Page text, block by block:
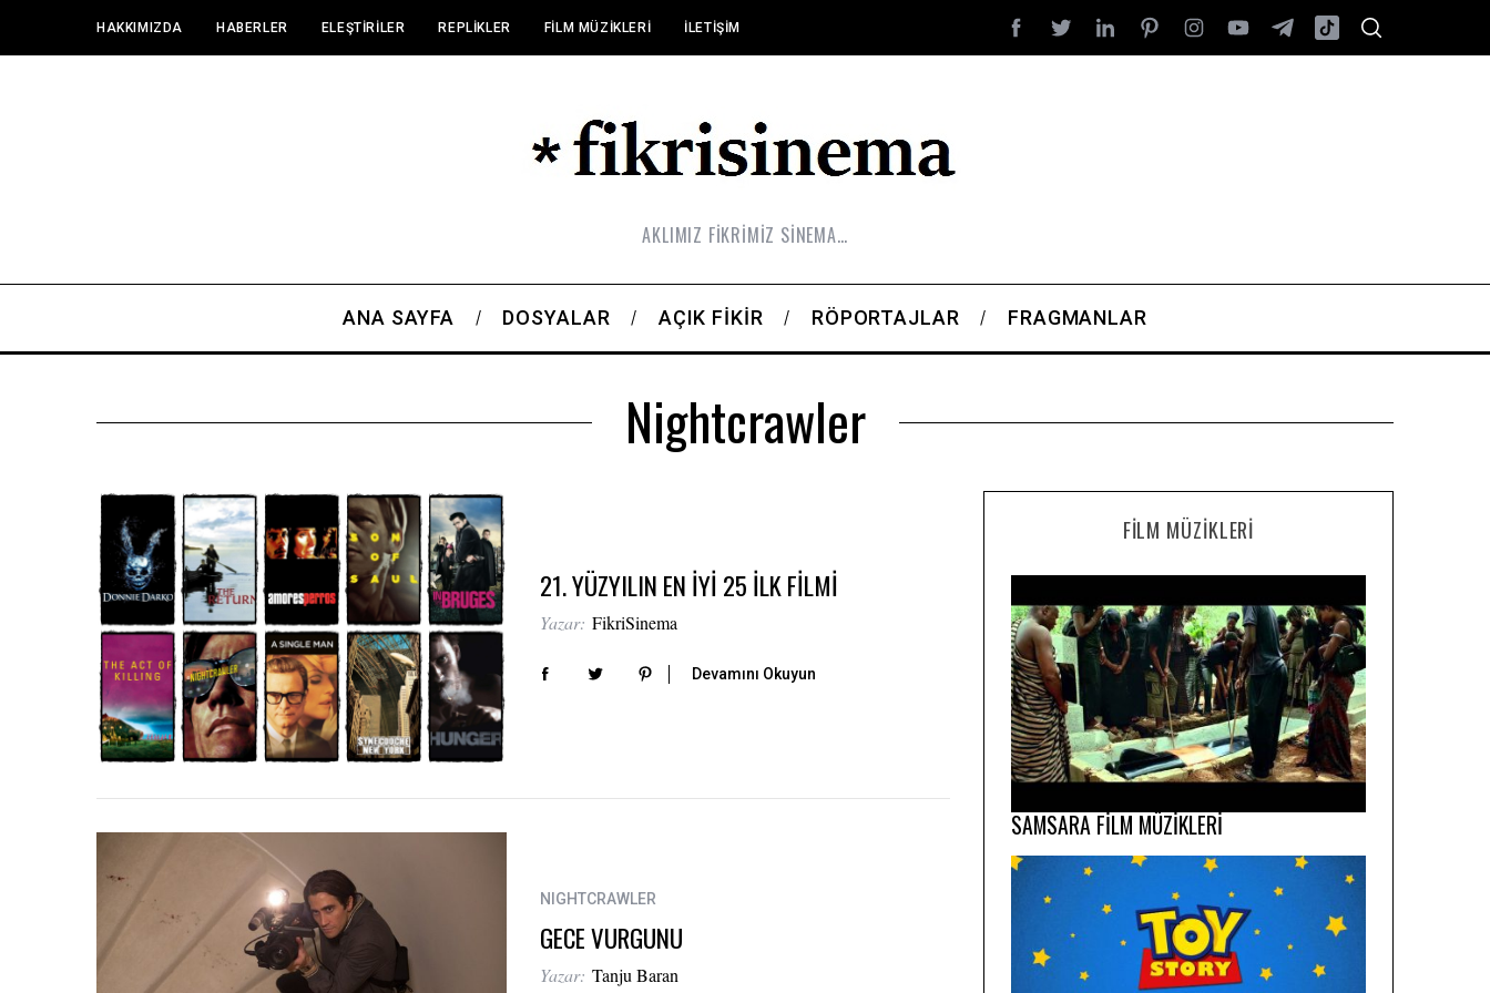
HAKKIMIZDA HABERLER ELEŞTIRILER REPLIKLER FILM MÜZIKLERI İLETIŞIM
AKLIMIZ FİKRİMİZ SİNEMA…
ANA SAYFA DOSYALAR AÇIK FIKIR RÖPORTAJLAR FRAGMANLAR
Nightcrawler
21. YÜZYILIN EN İYİ 25 İLK FİLMİ
Yazar: FikriSinema
Devamını Okuyun
NIGHTCRAWLER
GECE VURGUNU
Yazar: Tanju Baran
FILM MÜZIKLERI
SAMSARA FİLM MÜZİKLERİ